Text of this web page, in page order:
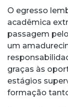
O egresso
acadêmica
passagem
um
graças às
estágios
formação